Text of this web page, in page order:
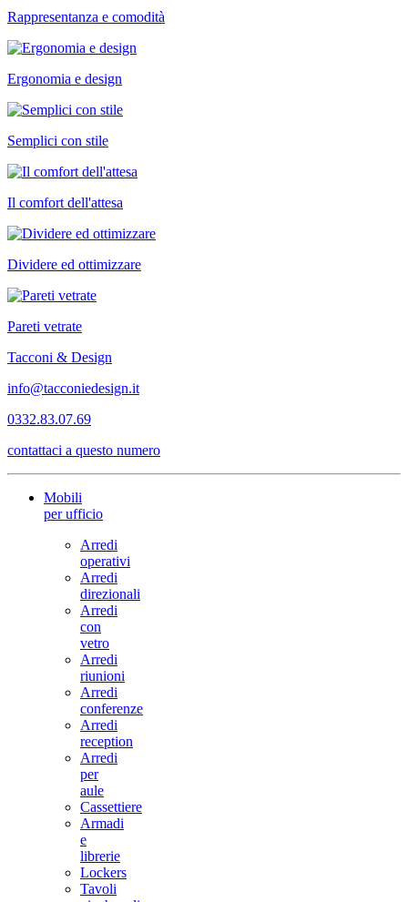
Rappresentanza e comodità
Ergonomia e design
Semplici con stile
Il comfort dell'attesa
Dividere ed ottimizzare
Pareti vetrate
Tacconi & Design
info@tacconiedesign.it
0332.83.07.69
contattaci a questo numero
Mobili
per ufficio
Arredi
operativi
Arredi
direzionali
Arredi
con
vetro
Arredi
riunioni
Arredi
conferenze
Arredi
reception
Arredi
per
aule
Cassettiere
Armadi
e
librerie
Lockers
Tavoli